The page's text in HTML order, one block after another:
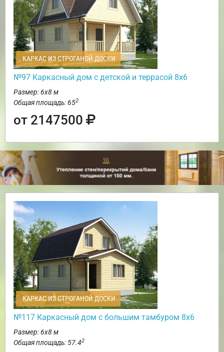
КАРКАС ИЗ СТРОГАНОЙ ДОСКИ
№97 Каркасный дом с детской и террасой 8х6
Размер: 6х8 м
Общая площадь: 652
от 2147500
КАРКАС ИЗ СТРОГАНОЙ ДОСКИ
№117 Каркасный дом с большим тамбуром 8х6
Размер: 6х8 м
Общая площадь: 57.42